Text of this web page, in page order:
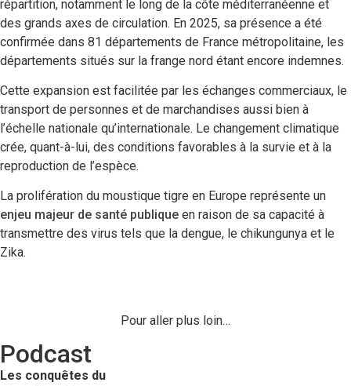
répartition, notamment le long de la côte méditerranéenne et
des grands axes de circulation. En 2025, sa présence a été
confirmée dans 81 départements de France métropolitaine, les
départements situés sur la frange nord étant encore indemnes.
Cette expansion est facilitée par les échanges commerciaux, le
transport de personnes et de marchandises aussi bien à
l’échelle nationale qu’internationale. Le changement climatique
crée, quant-à-lui, des conditions favorables à la survie et à la
reproduction de l’espèce.
La prolifération du moustique tigre en Europe représente un
enjeu majeur de santé publique en raison de sa capacité à
transmettre des virus tels que la dengue, le chikungunya et le
Zika.
Pour aller plus loin…
Podcast
Les conquêtes du